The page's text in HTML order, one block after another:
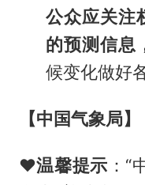
公众应关注
的预测信息
候变化做好
【中国气象局】
❤️温馨提示 ：“